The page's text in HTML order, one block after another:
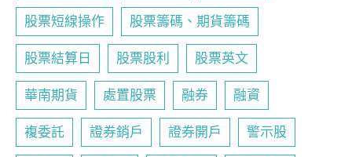
股票短線操作 股票籌碼、期貨籌碼
股票結算日 股票股利 股票英文
華南期貨 處置股票 融券 融資
複委託 證券銷戶 證券開戶 警示股